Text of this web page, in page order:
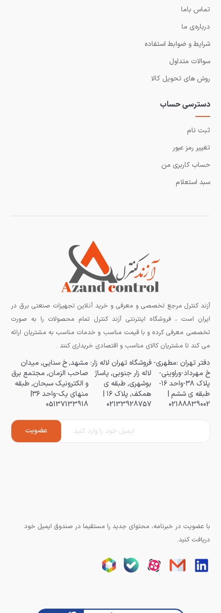
تماس باما
درباره‌ی ما
شرایط و ضوابط استفاده
سوالات متداول
روش های تحویل کالا
دسترسی حساب
ثبت نام
تغییر رمز عبور
حساب کاربری من
سبد استعلام
آزند کنترل مرجع تخصصی و معرفی و خرید آنلاین تجهیزات صنعتی برق در
ایران است ، فروشگاه اینترنتی آزند کنترل تمام محصولات را به صورت
تخصصی معرفی کرده و با قیمت مناسب و خدمات مناسب به مشتریان ارائه
می کند تا مشتریان کالای مناسب و اقتصادی خریداری کنند .
دفتر تهران :مطهری-
خ مهرداد-وراوینی-
پلاک ۳۸-واحد ۱۶-
طبقه ی ششم |
02188839002
فروشگاه تهران لاله زار:
لاله زار جنوبی, پاساژ
بوشهری, طبقه ی
همکف, پلاک ۱۶ |
02133928757
مشهد, خ سنایی, میدان
صاحب الزمان, مجتمع برق
و الکترونیک سبحان, طبقه
منهای یک-واحد ۳۶|
05137133918
با عضویت در خبرنامه، محتوای جدید را مستقیما در صندوق ایمیل خود
دریافت کنید.